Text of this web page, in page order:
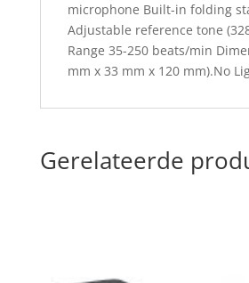
microphone Built-in folding
Adjustable reference tone
Range 35-250 beats/min
mm x 33 mm x 120 mm).No
Gerelateerde